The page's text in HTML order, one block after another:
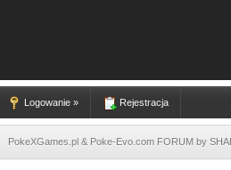
Logowanie » Rejestracja
PokeXGames.pl & Poke-Evo.com FORUM by